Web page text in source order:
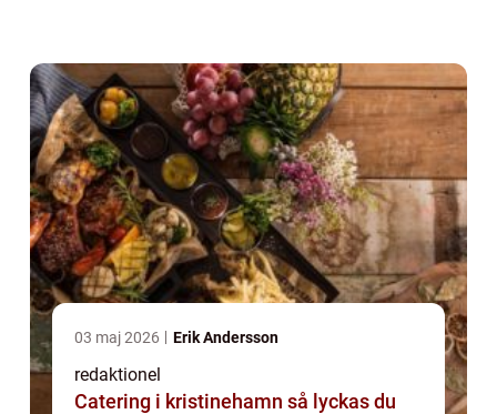
03 maj 2026 Erik Andersson
redaktionel
Catering i kristinehamn så lyckas du